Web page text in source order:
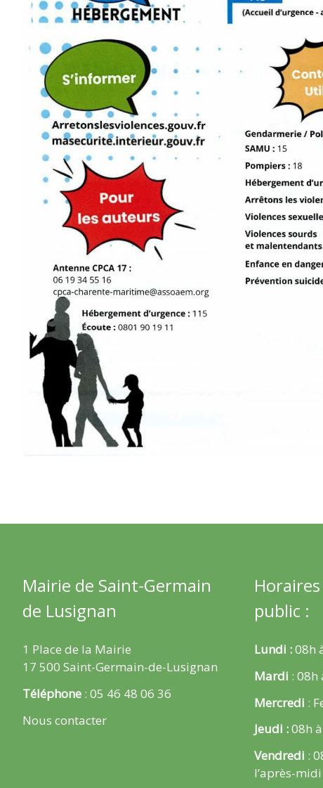
Mairie de Saint-Germain
de Lusignan
1 Place de la Mairie
17 500 Saint-Germain-de-Lusignan
Téléphone : 05 46 48 06 36
Nous contacter
public :
Lundi :08h
Mardi :
Mercredi :
Jeudi :08h
Vendredi :
l’après-midi